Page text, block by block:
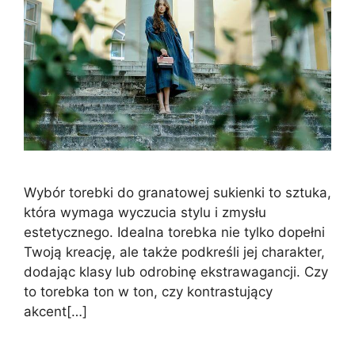
Wybór torebki do granatowej sukienki to sztuka,
która wymaga wyczucia stylu i zmysłu
estetycznego. Idealna torebka nie tylko dopełni
Twoją kreację, ale także podkreśli jej charakter,
dodając klasy lub odrobinę ekstrawagancji. Czy
to torebka ton w ton, czy kontrastujący
akcent[…]